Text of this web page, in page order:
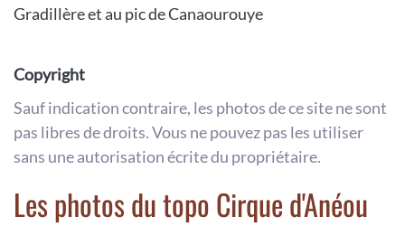
Gradillère et au pic de Canaourouye
Copyright
Sauf indication contraire, les photos de ce site ne sont
pas libres de droits. Vous ne pouvez pas les utiliser
sans une autorisation écrite du propriétaire.
Les photos du topo Cirque d'Anéou